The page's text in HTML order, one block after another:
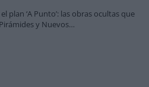
plan ‘A Punto’: las obras ocultas que
y Nuevos…